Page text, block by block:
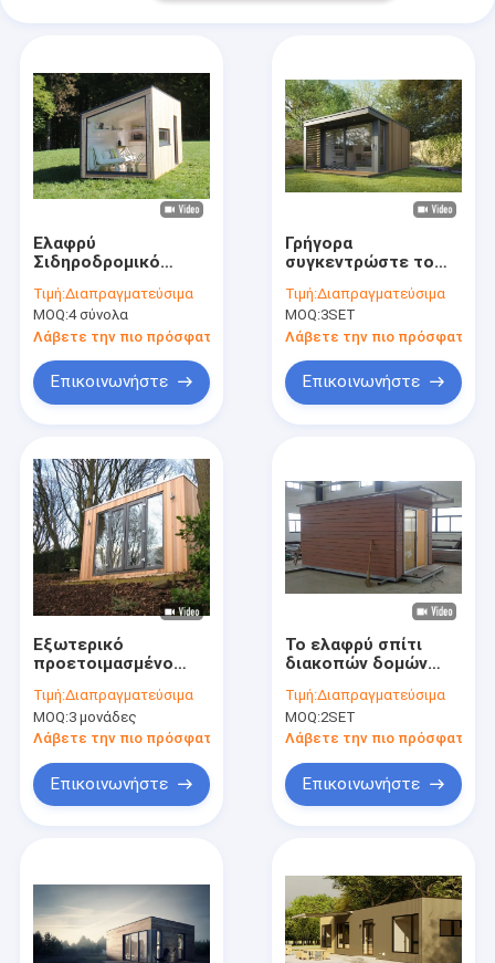
Προϊόντα
Βίντεο
Ελαφρύ
Σιδηροδρομικό
Τιμή:Διαπραγματεύσιμα
MOQ:4 σύνολα
Λάβετε την πιο πρόσφατη τιμή
Επικοινωνήστε
Γρήγορα
συγκεντρώστε το
στούντιο κήπων
διακοπών ξύλινο
κατ' οίκον
προκατασκευασμένο
μακράς διαρκείας
Τιμή:Διαπραγματεύσιμα
MOQ:3SET
Λάβετε την πιο πρόσφατη
Επικοινωνήστε
Εξωτερικό
προετοιμασμένο
ελαφρύ χάλυβα
πλαίσιο αποθήκευση
με αδιάβροχο
Custom House
καλύτερη τιμή
Τιμή:Διαπραγματεύσιμα
MOQ:3 μονάδες
Λάβετε την πιο πρόσφατη τιμή
Επικοινωνήστε
Το ελαφρύ σπίτι
διακοπών δομών
προκατασκεύασε το
στούντιο κήπων για
τη διαβίωση
Τιμή:Διαπραγματεύσιμα
MOQ:2SET
Λάβετε την πιο πρόσφατη
Επικοινωνήστε